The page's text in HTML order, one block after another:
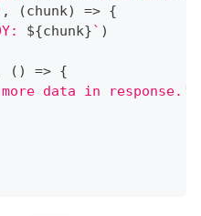
, (chunk) => {
${chunk}` )
( ) => {
data in response.'